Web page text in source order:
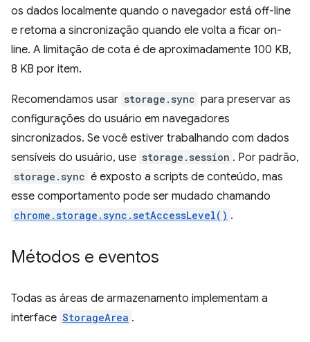
os dados localmente quando o navegador está off-line
e retoma a sincronização quando ele volta a ficar on-
line. A limitação de cota é de aproximadamente 100 KB,
8 KB por item.
Recomendamos usar storage.sync para preservar as
configurações do usuário em navegadores
sincronizados. Se você estiver trabalhando com dados
sensíveis do usuário, use storage.session . Por padrão,
storage.sync é exposto a scripts de conteúdo, mas
esse comportamento pode ser mudado chamando
chrome.storage.sync.setAccessLevel() .
Métodos e eventos
Todas as áreas de armazenamento implementam a
interface StorageArea .